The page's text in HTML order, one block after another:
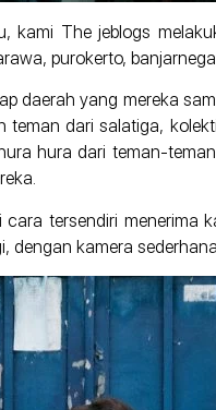
kami The jeblogs
purokerto,
daerah yang mereka
dari salatiga,
hura dari teman-
tersendiri
kamera